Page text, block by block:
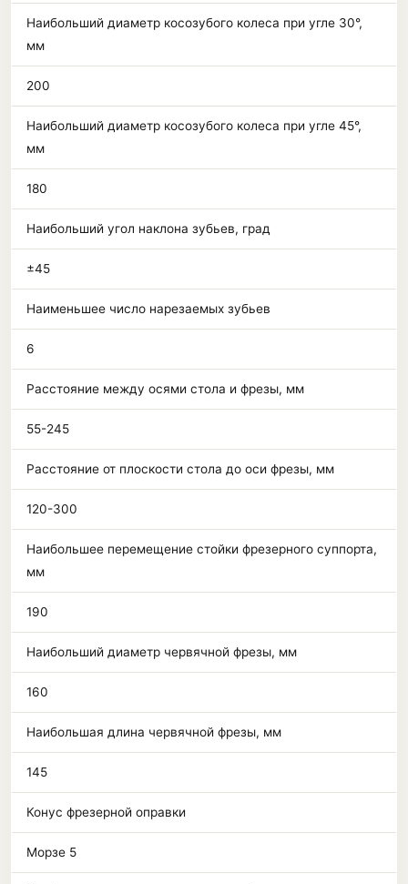
Наибольший диаметр косозубого колеса при угле 30°,
мм
200
Наибольший диаметр косозубого колеса при угле 45°,
мм
180
Наибольший угол наклона зубьев, град
±45
Наименьшее число нарезаемых зубьев
6
Расстояние между осями стола и фрезы, мм
55-245
Расстояние от плоскости стола до оси фрезы, мм
120-300
Наибольшее перемещение стойки фрезерного суппорта,
мм
190
Наибольший диаметр червячной фрезы, мм
160
Наибольшая длина червячной фрезы, мм
145
Конус фрезерной оправки
Морзе 5